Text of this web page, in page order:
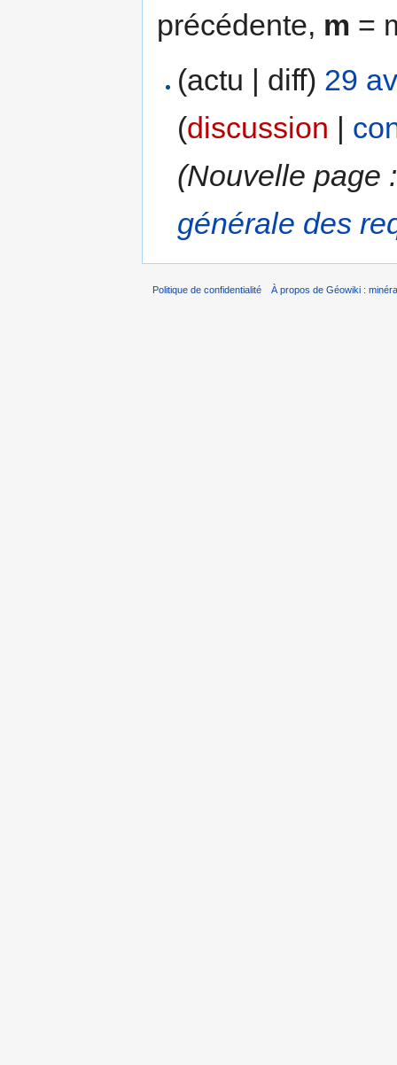
précédente, m =
(actu | diff) 29
(discussion |
(Nouvelle page
générale des
Politique de confidentialité À propos de Géowiki :